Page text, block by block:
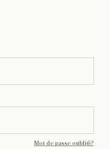
Mot de passe oublié?